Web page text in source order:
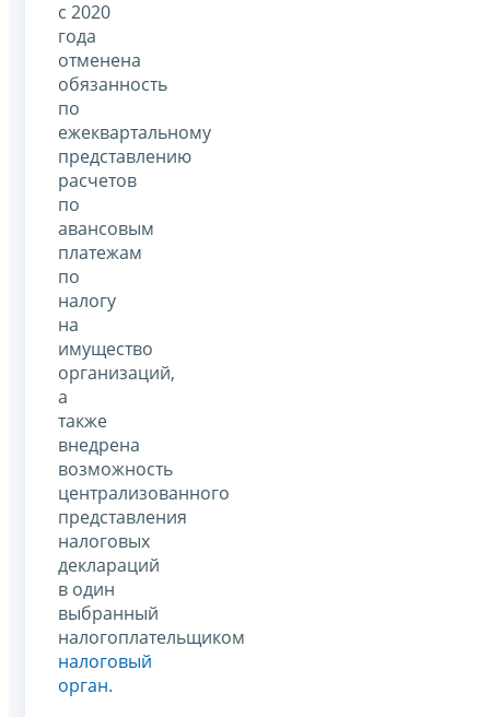
с 2020
года
отменена
обязанность
по
ежеквартальному
представлению
расчетов
по
авансовым
платежам
по
налогу
на
имущество
организаций,
а
также
внедрена
возможность
централизованного
представления
налоговых
деклараций
в один
выбранный
налогоплательщиком
налоговый
орган.